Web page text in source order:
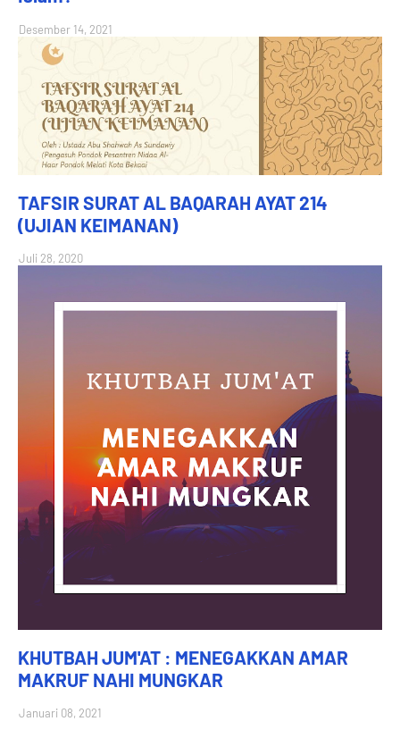
Desember 14, 2021
TAFSIR SURAT AL BAQARAH AYAT 214
(UJIAN KEIMANAN)
Juli 28, 2020
KHUTBAH JUM'AT : MENEGAKKAN AMAR
MAKRUF NAHI MUNGKAR
Januari 08, 2021